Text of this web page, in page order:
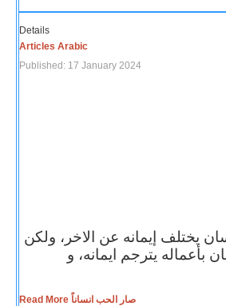
Details
Articles Arabic
Published: 17 January 2024
يختلف إيمانه عن الاخر، ولكن
بأعماله يترجم ايمانه، و
Read More صار الحب انساناً